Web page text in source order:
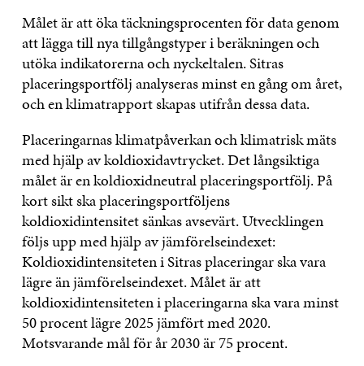
Målet är att öka täckningsprocenten för data genom
att lägga till nya tillgångstyper i beräkningen och
utöka indikatorerna och nyckeltalen. Sitras
placeringsportfölj analyseras minst en gång om året,
och en klimatrapport skapas utifrån dessa data.
Placeringarnas klimatpåverkan och klimatrisk mäts
med hjälp av koldioxidavtrycket. Det långsiktiga
målet är en koldioxidneutral placeringsportfölj. På
kort sikt ska placeringsportföljens
koldioxidintensitet sänkas avsevärt. Utvecklingen
följs upp med hjälp av jämförelseindexet:
Koldioxidintensiteten i Sitras placeringar ska vara
lägre än jämförelseindexet. Målet är att
koldioxidintensiteten i placeringarna ska vara minst
50 procent lägre 2025 jämfört med 2020.
Motsvarande mål för år 2030 är 75 procent.